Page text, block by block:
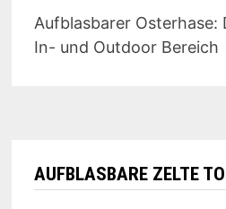
Aufblasbarer
In- und Outdoor Bereich
AUFBLASBARE ZELTE